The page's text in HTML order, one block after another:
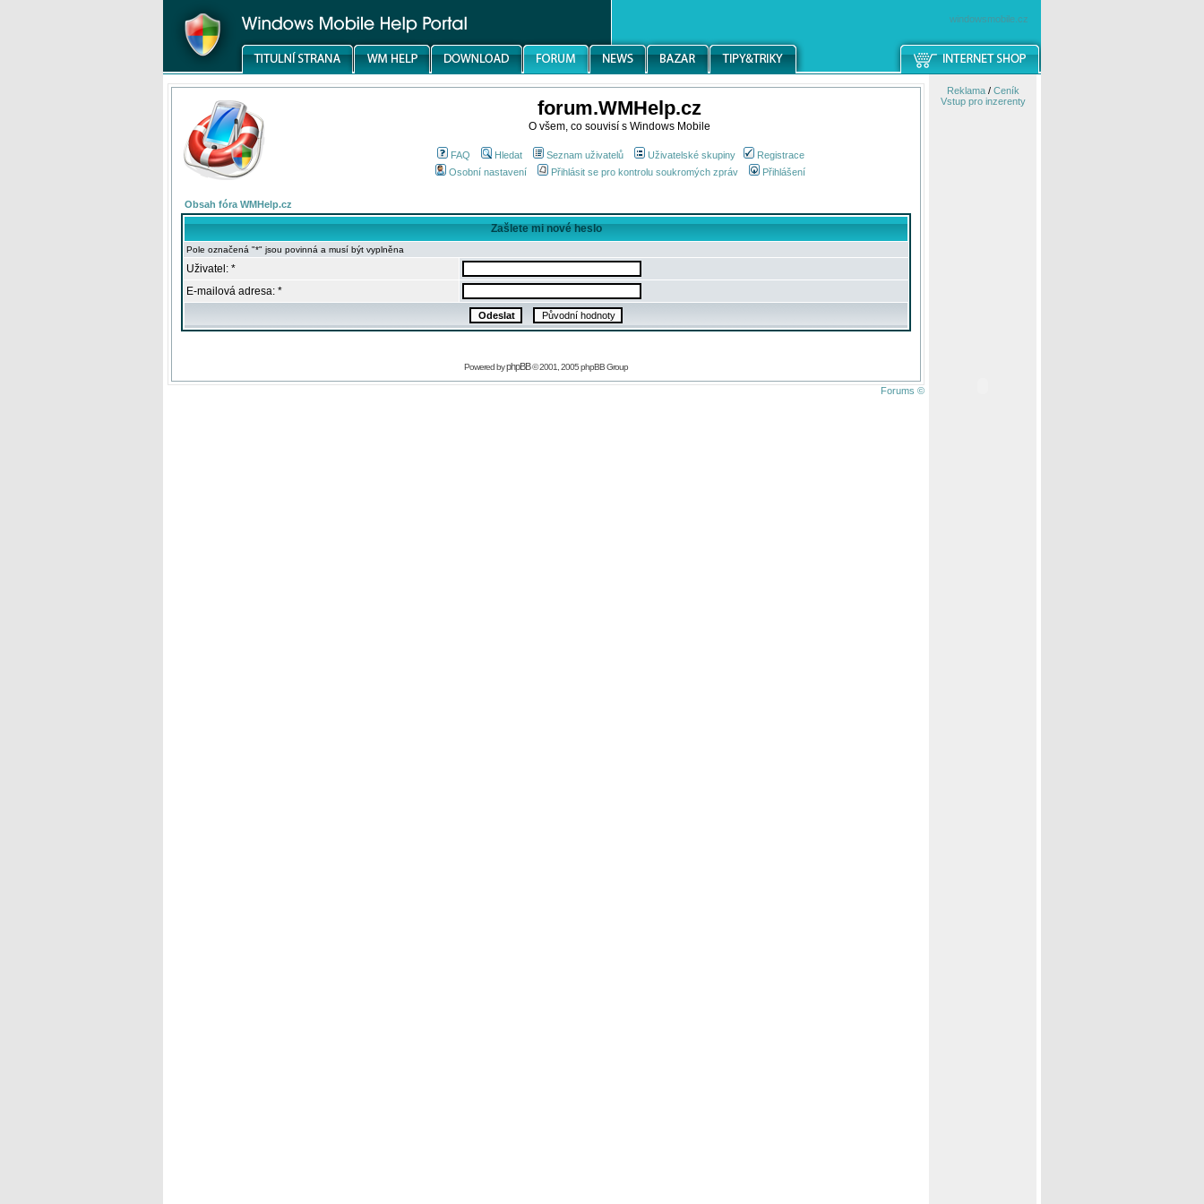
windowsmobile.cz
forum.WMHelp.cz
O všem, co souvisí s Windows Mobile
FAQ Hledat Seznam uživatelů Uživatelské skupiny
Registrace
Osobní nastavení
Přihlásit se pro kontrolu soukromých zpráv Přihlášení
Obsah fóra WMHelp.cz
Zašlete mi nové heslo
Pole označená "*" jsou povinná a musí být vyplněna
Uživatel: *
E-mailová adresa: *
Powered byphpBB© 2001, 2005 phpBB Group
Forums ©
Reklama/ Ceník
Vstup pro inzerenty